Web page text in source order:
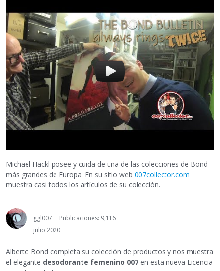
Michael Hackl posee y cuida de una de las colecciones de Bond
más grandes de Europa. En su sitio web 007collector.com
muestra casi todos los artículos de su colección.
ggl007
Publicaciones: 9,116
julio 2020
Alberto Bond completa su colección de productos y nos muestra
el elegante desodorante femenino 007 en esta nueva Licencia